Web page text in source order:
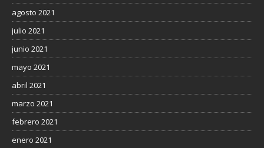
agosto 2021
julio 2021
junio 2021
mayo 2021
abril 2021
marzo 2021
febrero 2021
enero 2021